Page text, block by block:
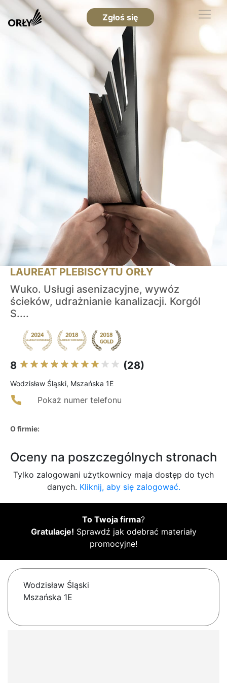
Zgłoś się
LAUREAT PLEBISCYTU ORŁY
Wuko. Usługi asenizacyjne, wywóz
ścieków, udrażnianie kanalizacji. Korgól
S....
8 (28)
Wodzisław Śląski, Mszańska 1E
Pokaż numer telefonu
O firmie:
Oceny na poszczególnych stronach
Tylko zalogowani użytkownicy maja dostęp do tych
danych. Kliknij, aby się zalogować.
To Twoja firma?
Gratulacje! Sprawdź jak odebrać materiały
promocyjne!
Wodzisław Śląski
Mszańska 1E